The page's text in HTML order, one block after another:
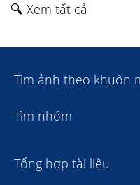
🔍 Xem tất cả
Tìm ảnh theo khuôn
Tìm nhóm
Tổng hợp tài liệu